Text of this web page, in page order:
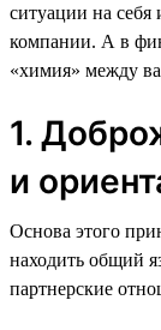
ситуации на себя
компании. А в
«химия» между
1.
и
Основа этого
находить общий
партнерские